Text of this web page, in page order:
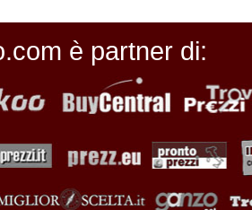
è partner di: